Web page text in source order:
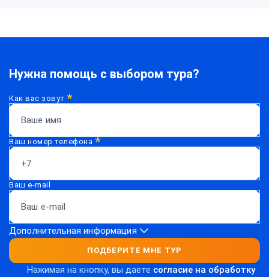
Нужна помощь с выбором тура?
Как вас зовут*
Ваш номер телефона *
Ваш e-mail
Дополнительная информация
ПОДБЕРИТЕ МНЕ ТУР
Нажимая на кнопку, вы даете согласие на обработку